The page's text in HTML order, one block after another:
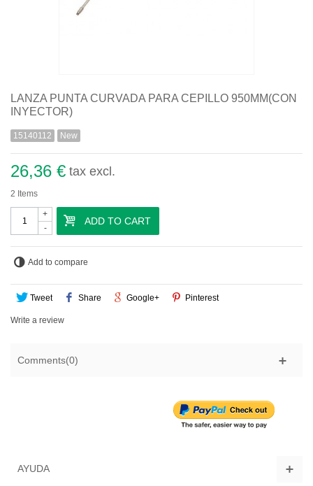
Política de cookies
LANZA PUNTA CURVADA PARA CEPILLO 950MM(CON
INYECTOR)
15140112 New
26,36 € tax excl.
2 Items
-
+
ADD TO CART
Add to compare
Tweet Share Google+ Pinterest
Write a review
Comments(0)
AYUDA